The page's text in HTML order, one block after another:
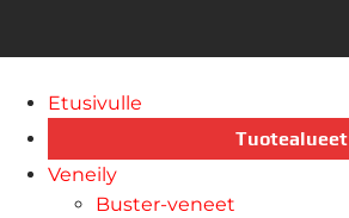
Etusivulle
Tuotealueet
Veneily
Buster-veneet